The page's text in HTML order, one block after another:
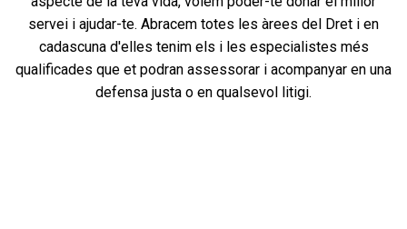
servei i ajudar-te. Abracem totes les àrees del Dret i en
cadascuna d'elles tenim els i les especialistes més
qualificades que et podran assessorar i acompanyar en una
defensa justa o en qualsevol litigi.